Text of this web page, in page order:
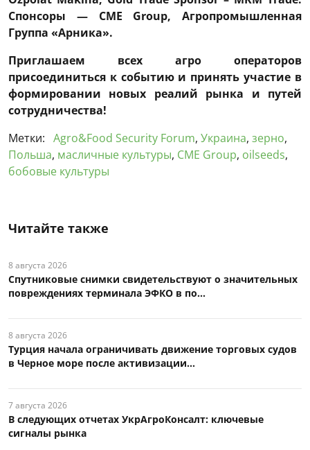
Спонсоры — CME Group, Агропромышленная
Группа «Арника».
Приглашаем всех агро операторов
присоединиться к событию и принять участие в
формировании новых реалий рынка и путей
сотрудничества!
Метки: Agro&Food Security Forum, Украина, зерно,
Польша, масличные культуры, CME Group, oilseeds,
бобовые культуры
Читайте также
8 августа 2026
Спутниковые снимки свидетельствуют о значительных
повреждениях терминала ЭФКО в по...
8 августа 2026
Турция начала ограничивать движение торговых судов
в Черное море после активизации...
7 августа 2026
В следующих отчетах УкрАгроКонсалт: ключевые
сигналы рынка